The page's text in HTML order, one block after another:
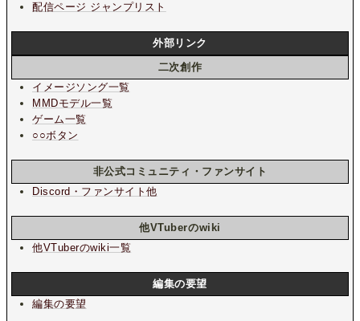
配信ページ ジャンプリスト
外部リンク
二次創作
イメージソング一覧
MMDモデル一覧
ゲーム一覧
○○ボタン
非公式コミュニティ・ファンサイト
Discord・ファンサイト他
他VTuberのwiki
他VTuberのwiki一覧
編集の要望
編集の要望